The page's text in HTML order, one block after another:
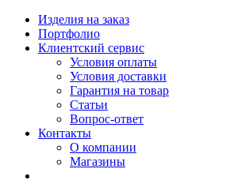
Изделия на заказ
Портфолио
Клиентский сервис
Условия оплаты
Условия доставки
Гарантия на товар
Статьи
Вопрос-ответ
Контакты
О компании
Магазины